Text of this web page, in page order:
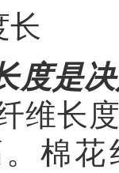
长
度是
维长
棉